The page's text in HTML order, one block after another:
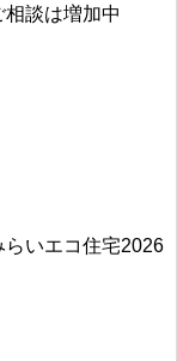
談は増加中
いエコ住宅2026